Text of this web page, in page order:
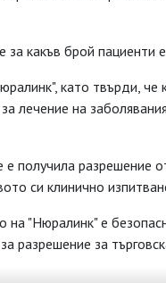
какъв брой пациенти
като твърди, че
лечение на
получила разрешение
си клинично
на "Нюралинк" е
разрешение за